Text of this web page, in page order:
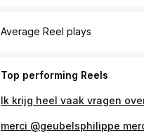
Average Reel plays
Top performing Reels
merci @geubelsphilippe